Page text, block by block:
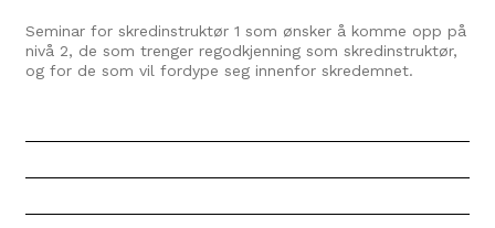
Seminar for skredinstruktør 1 som ønsker å komme opp på
nivå 2, de som trenger regodkjenning som skredinstruktør,
og for de som vil fordype seg innenfor skredemnet.